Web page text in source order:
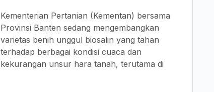
Kementerian Pertanian (Kementan) bersama
Provinsi Banten sedang mengembangkan
varietas benih unggul biosalin yang tahan
terhadap berbagai kondisi cuaca dan
kekurangan unsur hara tanah, terutama di